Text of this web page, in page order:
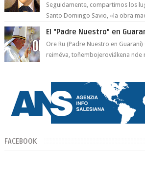
Seguidamente, compartimos los
Santo Domingo Savio, «la obra
El "Padre Nuestro" en
Ore Ru (Padre Nuestro en
reiméva, toñembojeroviákena nde
FACEBOOK